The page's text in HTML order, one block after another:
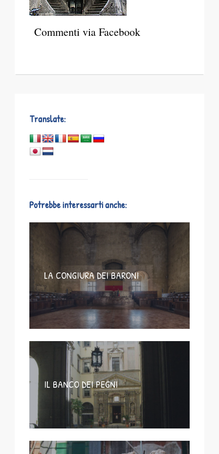
Commenti via Facebook
Translate:
Potrebbe interessarti anche:
LA CONGIURA DEI BARONI
IL BANCO DEI PEGNI